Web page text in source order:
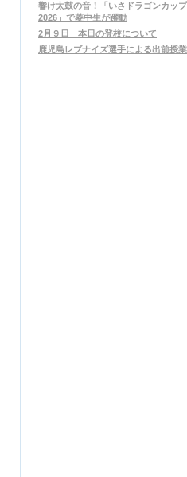
響け太鼓の音！「いさドラゴンカップ
2026」で菱中生が躍動
2月９日 本日の登校について
鹿児島レブナイズ選手による出前授業